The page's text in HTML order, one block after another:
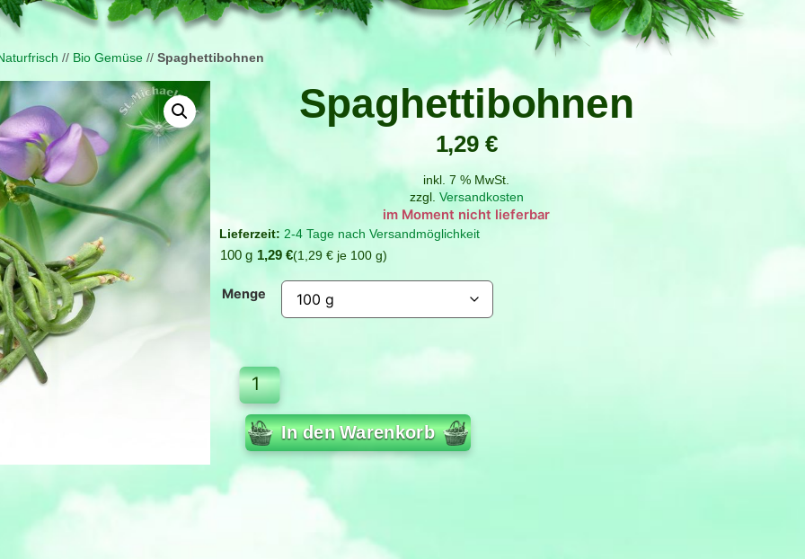
// Bio Gemüse // Spaghettibohnen
Spaghettibohnen
1,29 €
inkl. 7 % MwSt.
zzgl. Versandkosten
Verfügbar bei Nachbestellung
2-4 Tage nach Versandmöglichkeit
100 g 1,29 € 1,29 €je 100 g
Menge
In den Warenkorb